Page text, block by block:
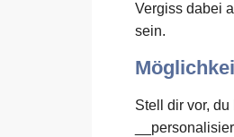
Vergiss dabei
sein.
Stell dir vor,